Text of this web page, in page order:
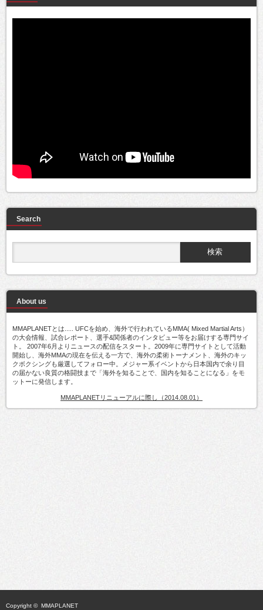
Search
About us
MMAPLANETとは..... UFCを始め、海外で行われているMMA( Mixed Martial Arts）
の大会情報、試合レポート、選手&関係者のインタビュー等をお届けする専門サイ
ト。 2007年6月よりニュースの配信をスタート。2009年に専門サイトとして活動
開始し、海外MMAの現在を伝える一方で、海外の柔術トーナメント、海外のキッ
クボクシングも厳選してフォロー中。メジャー系イベントから日本国内で余り目
の届かない良質の格闘技まで「海外を知ることで、国内を知ることになる」をモ
ットーに発信します。
MMAPLANETリニューアルに際し（2014.08.01）
Copyright © MMAPLANET